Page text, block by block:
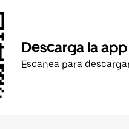
Descarga la
Escanea para